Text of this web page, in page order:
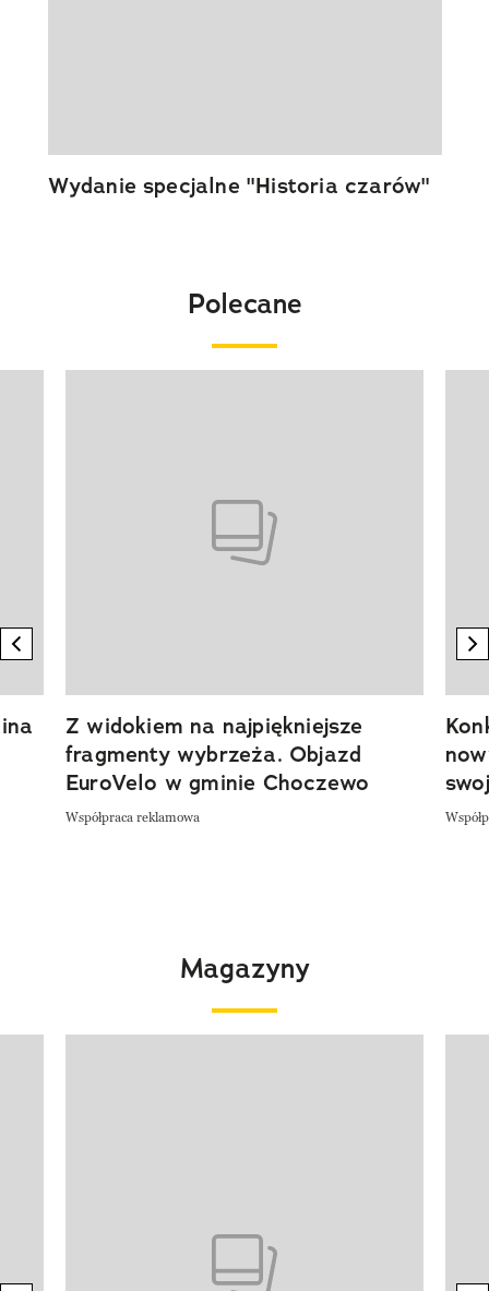
Wydanie specjalne "Historia czarów"
Polecane
previous element
Z widokiem na najpiękniejsze
fragmenty wybrzeża. Objazd
EuroVelo w gminie Choczewo
Współpraca reklamowa
Magazyny